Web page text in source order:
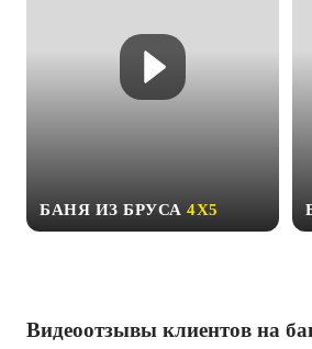
БАНЯ ИЗ БРУСА 4Х5
Видеоотзывы клиентов на